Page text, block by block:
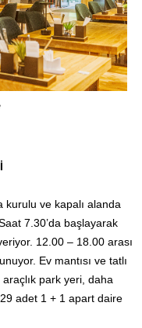
kurulu ve kapalı alanda
7.30’da başlayarak
12.00 – 18.00 arası
Ev mantısı ve tatlı
park yeri, daha
adet 1 + 1 apart daire